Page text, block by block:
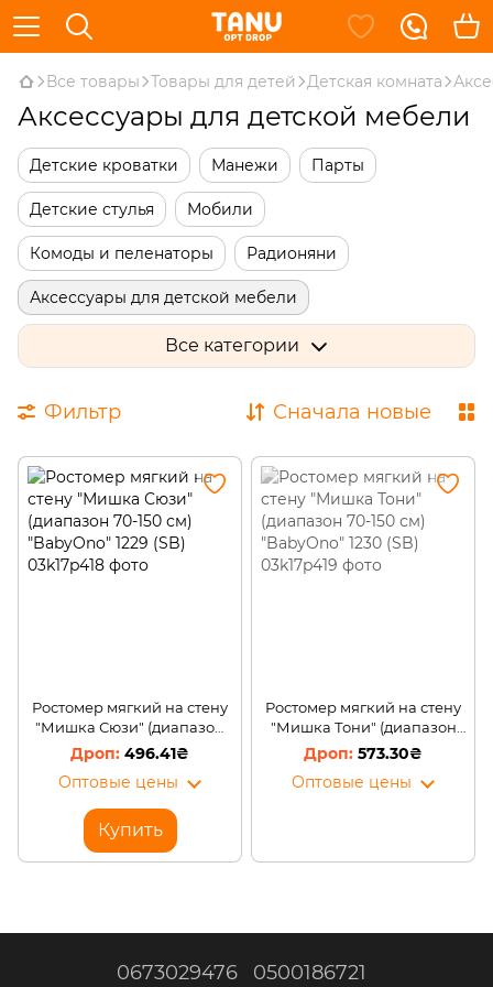
Все товары Товары для детей Детская комната
Аксессуары для детской мебели
Детские кроватки Манежи Парты
Детские стулья Мобили
Комоды и пеленаторы Радионяни
Аксессуары для детской мебели
Столы для творчества Детская безопасность
Доски для рисования
Все категории
Фильтр Сначала новые
Ростомер мягкий на стену
"Мишка Сюзи" (диапазон
70-150 см) "BabyOno" 1229
496.41₴
Оптовые цены
Купить
Ростомер мягкий на стену
"Мишка Тони" (диапазон
70-150 см) "BabyOno" 1230
573.30₴
Оптовые цены
0673029476 0500186721